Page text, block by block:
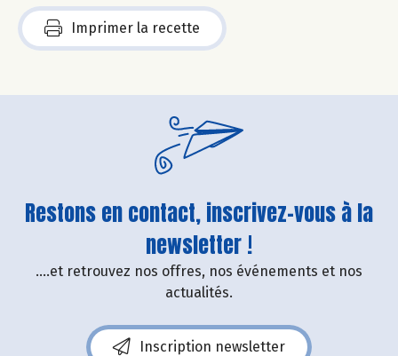
Imprimer la recette
Restons en contact, inscrivez-vous à la
newsletter !
....et retrouvez nos offres, nos événements et nos
actualités.
Inscription newsletter